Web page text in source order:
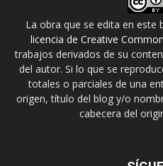
La obra que se edita en este
licencia de Creative
trabajos derivados de su
del autor. Si lo que se
totales o parciales de una
origen, título del blog y/o
cabecera del